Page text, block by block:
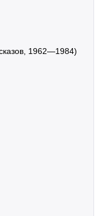
1962—1984)